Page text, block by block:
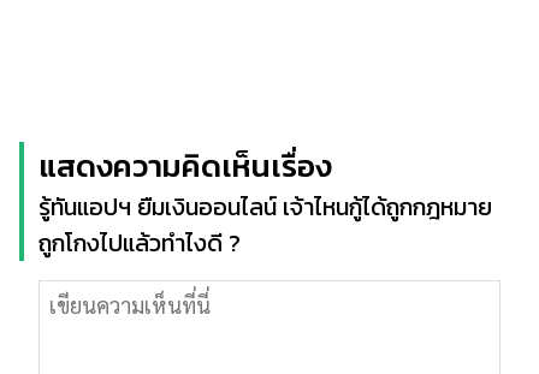
แสดงความคิดเห็นเรื่อง
รู้ทันแอปฯ ยืมเงินออนไลน์ เจ้าไหนกู้ได้ถูกกฎหมาย
ถูกโกงไปแล้วทำไงดี ?